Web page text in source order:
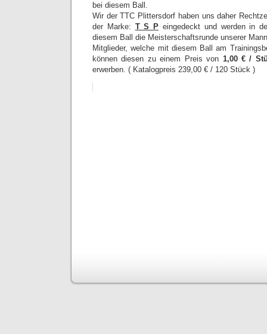
bei diesem Ball.
Wir der TTC Plittersdorf haben uns daher
der Marke: T S P eingedeckt und werden in
diesem Ball die Meisterschaftsrunde unserer
Mitglieder, welche mit diesem Ball am
können diesen zu einem Preis von 1,00 € /
erwerben. ( Katalogpreis 239,00 € / 120 Stück )